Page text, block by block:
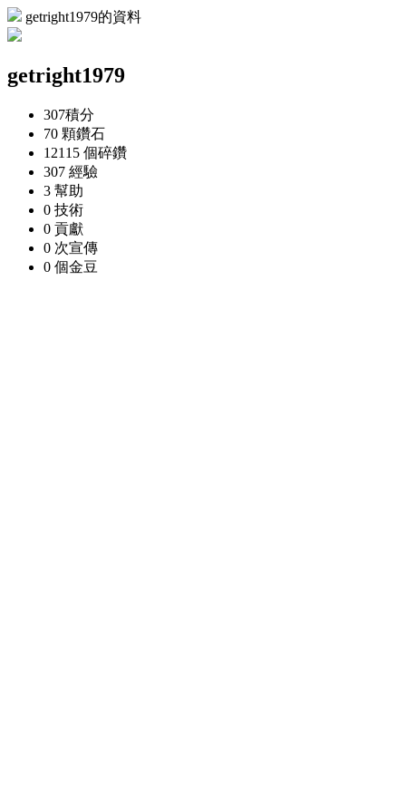
getright1979的資料
getright1979
307積分
70 顆鑽石
12115 個碎鑽
307 經驗
3 幫助
0 技術
0 貢獻
0 次宣傳
0 個金豆